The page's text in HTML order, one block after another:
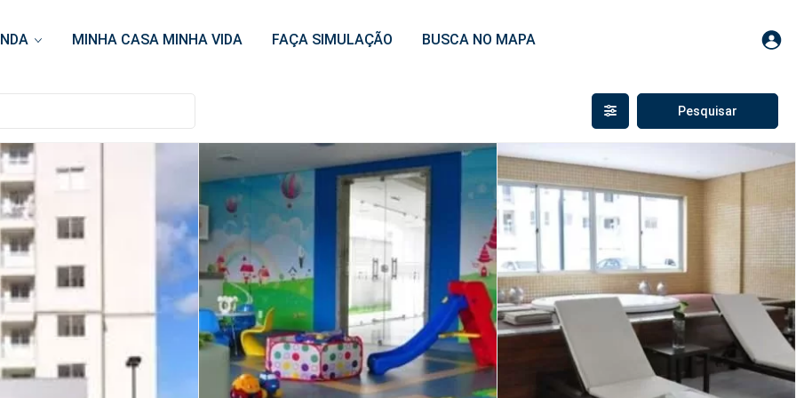
MINHA CASA MINHA VIDA FAÇA SIMULAÇÃO BUSCA NO MAPA